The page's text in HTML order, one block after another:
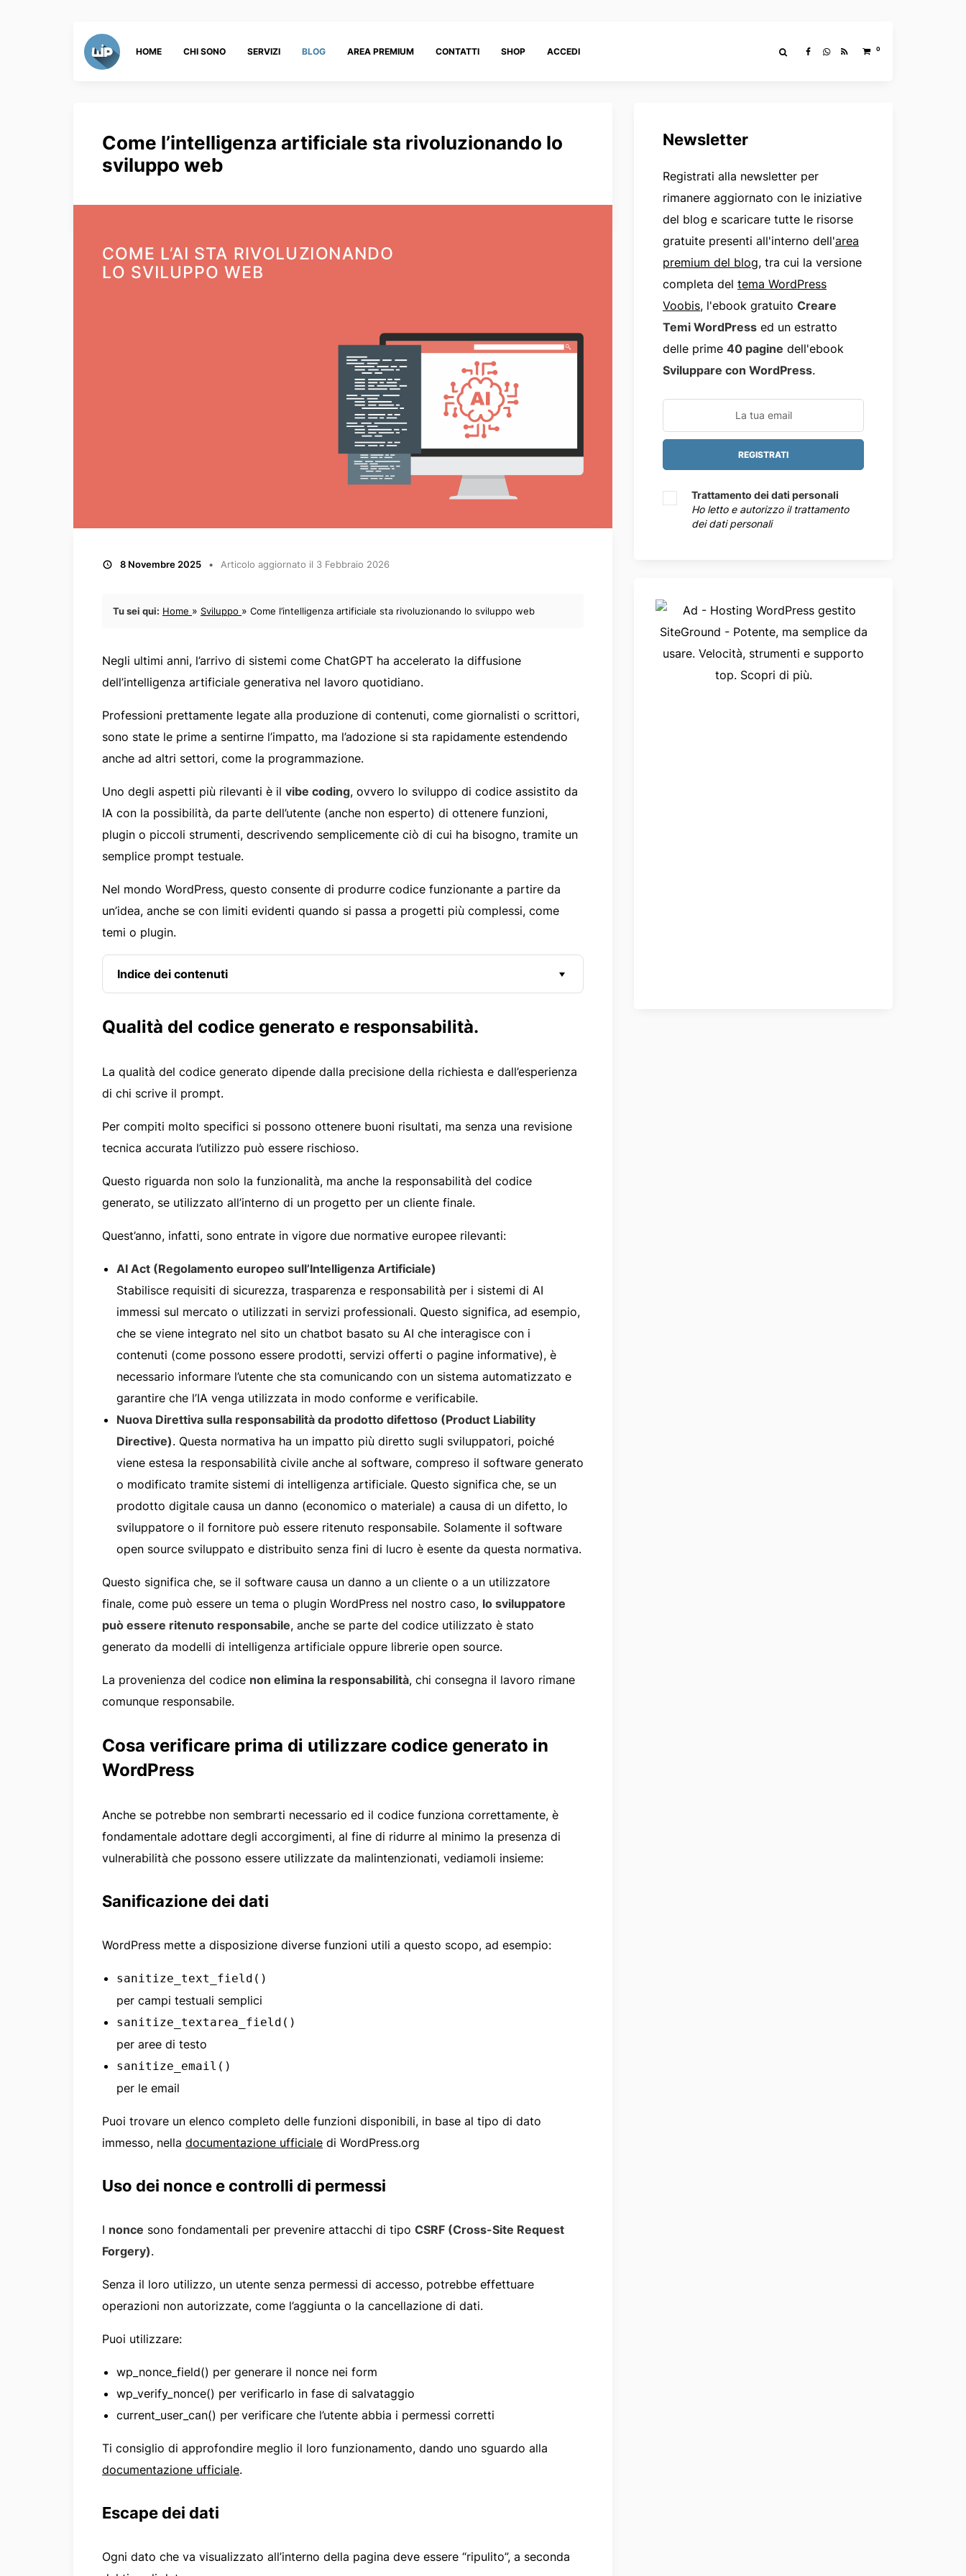
HOME CHI SONO SERVIZI BLOG AREA PREMIUM CONTATTI SHOP ACCEDI 0
Come l’intelligenza artificiale sta rivoluzionando lo
sviluppo web
8 Novembre 2025 Articolo aggiornato il 3 Febbraio 2026
Tu sei qui: Home » Sviluppo » Come l’intelligenza artificiale sta rivoluzionando lo sviluppo web
Negli ultimi anni, l’arrivo di sistemi come ChatGPT ha accelerato la diffusione
dell’intelligenza artificiale generativa nel lavoro quotidiano.
Professioni prettamente legate alla produzione di contenuti, come giornalisti o scrittori,
sono state le prime a sentirne l’impatto, ma l’adozione si sta rapidamente estendendo
anche ad altri settori, come la programmazione.
Uno degli aspetti più rilevanti è il vibe coding, ovvero lo sviluppo di codice assistito da
IA con la possibilità, da parte dell’utente (anche non esperto) di ottenere funzioni,
plugin o piccoli strumenti, descrivendo semplicemente ciò di cui ha bisogno, tramite un
semplice prompt testuale.
Nel mondo WordPress, questo consente di produrre codice funzionante a partire da
un’idea, anche se con limiti evidenti quando si passa a progetti più complessi, come
temi o plugin.
Indice dei contenuti
Qualità del codice generato e responsabilità.
La qualità del codice generato dipende dalla precisione della richiesta e dall’esperienza
di chi scrive il prompt.
Per compiti molto specifici si possono ottenere buoni risultati, ma senza una revisione
tecnica accurata l’utilizzo può essere rischioso.
Questo riguarda non solo la funzionalità, ma anche la responsabilità del codice
generato, se utilizzato all’interno di un progetto per un cliente finale.
Quest’anno, infatti, sono entrate in vigore due normative europee rilevanti:
AI Act (Regolamento europeo sull’Intelligenza Artificiale)
Stabilisce requisiti di sicurezza, trasparenza e responsabilità per i sistemi di AI
immessi sul mercato o utilizzati in servizi professionali. Questo significa, ad esempio,
che se viene integrato nel sito un chatbot basato su AI che interagisce con i
contenuti (come possono essere prodotti, servizi offerti o pagine informative), è
necessario informare l’utente che sta comunicando con un sistema automatizzato e
garantire che l’IA venga utilizzata in modo conforme e verificabile.
Nuova Direttiva sulla responsabilità da prodotto difettoso (Product Liability
Directive). Questa normativa ha un impatto più diretto sugli sviluppatori, poiché
viene estesa la responsabilità civile anche al software, compreso il software generato
o modificato tramite sistemi di intelligenza artificiale. Questo significa che, se un
prodotto digitale causa un danno (economico o materiale) a causa di un difetto, lo
sviluppatore o il fornitore può essere ritenuto responsabile. Solamente il software
open source sviluppato e distribuito senza fini di lucro è esente da questa normativa.
Questo significa che, se il software causa un danno a un cliente o a un utilizzatore
finale, come può essere un tema o plugin WordPress nel nostro caso, lo sviluppatore
può essere ritenuto responsabile, anche se parte del codice utilizzato è stato
generato da modelli di intelligenza artificiale oppure librerie open source.
La provenienza del codice non elimina la responsabilità, chi consegna il lavoro rimane
comunque responsabile.
Cosa verificare prima di utilizzare codice generato in
WordPress
Anche se potrebbe non sembrarti necessario ed il codice funziona correttamente, è
fondamentale adottare degli accorgimenti, al fine di ridurre al minimo la presenza di
vulnerabilità che possono essere utilizzate da malintenzionati, vediamoli insieme:
Sanificazione dei dati
WordPress mette a disposizione diverse funzioni utili a questo scopo, ad esempio:
sanitize_text_field()
per campi testuali semplici
sanitize_textarea_field()
per aree di testo
sanitize_email()
per le email
Puoi trovare un elenco completo delle funzioni disponibili, in base al tipo di dato
immesso, nella documentazione ufficiale di WordPress.org
Uso dei nonce e controlli di permessi
I nonce sono fondamentali per prevenire attacchi di tipo CSRF (Cross-Site Request
Forgery).
Senza il loro utilizzo, un utente senza permessi di accesso, potrebbe effettuare
operazioni non autorizzate, come l’aggiunta o la cancellazione di dati.
Puoi utilizzare:
wp_nonce_field() per generare il nonce nei form
wp_verify_nonce() per verificarlo in fase di salvataggio
current_user_can() per verificare che l’utente abbia i permessi corretti
Ti consiglio di approfondire meglio il loro funzionamento, dando uno sguardo alla
documentazione ufficiale.
Escape dei dati
Ogni dato che va visualizzato all’interno della pagina deve essere “ripulito”, a seconda
Newsletter
Registrati alla newsletter per
rimanere aggiornato con le iniziative
del blog e scaricare tutte le risorse
gratuite presenti all'interno dell'area
premium del blog, tra cui la versione
completa del tema WordPress
Voobis, l'ebook gratuito Creare
Temi WordPress ed un estratto
delle prime 40 pagine dell'ebook
Sviluppare con WordPress.
Trattamento dei dati personali
Ho letto e autorizzo il trattamento
dei dati personali